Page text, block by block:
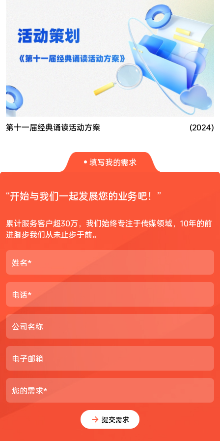
第十一届经典诵读活动方案 (2024)
填写我的需求
“开始与我们一起发展您的业务吧！”
累计服务客户超30万，我们始终专注于传媒领域，10年的前
进脚步我们从未止步于前。
姓名*
电话*
公司名称
电子邮箱
您的需求*
提交需求